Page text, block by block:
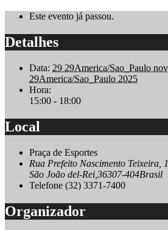
Este evento já passou.
Detalhes
Data: 29 29America/Sao_Paulo
29America/Sao_Paulo 2025
Hora:
15:00 - 18:00
Local
Praça de Esportes
Rua Prefeito Nascimento Teixeira,
São João del-Rei 36307-404Brasil
Telefone (32) 3371-7400
Organizador